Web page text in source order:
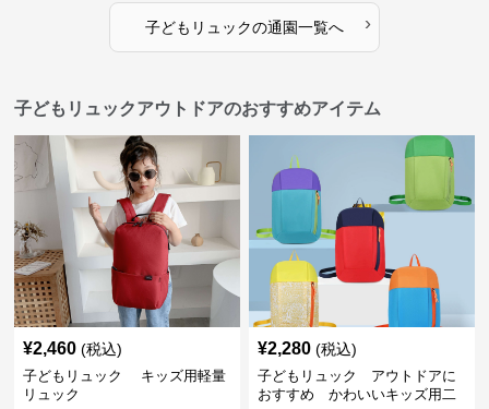
子どもリュックの通園一覧へ ›
子どもリュックアウトドアのおすすめアイテム
¥2,460 (税込)
子どもリュック キッズ用軽量
リュック
¥2,280 (税込)
子どもリュック アウトドアに
おすすめ かわいいキッズ用二